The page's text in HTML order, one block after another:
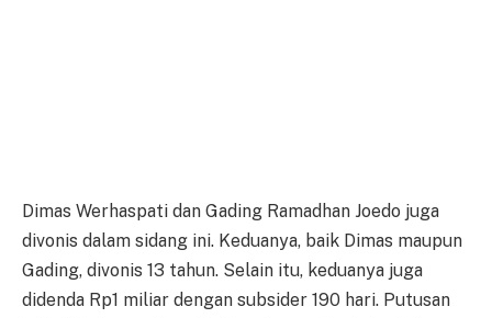
Dimas Werhaspati dan Gading Ramadhan Joedo juga
divonis dalam sidang ini. Keduanya, baik Dimas maupun
Gading, divonis 13 tahun. Selain itu, keduanya juga
didenda Rp1 miliar dengan subsider 190 hari. Putusan